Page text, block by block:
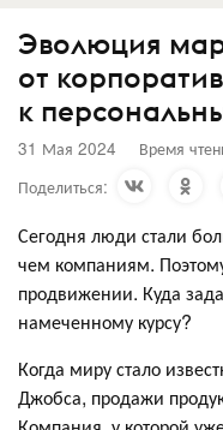
Эволюция
от
к
31 Мая 2024 Время
Поделиться:
Сегодня люди стали
чем компаниям.
продвижении. Куда
намеченному курсу?
Когда миру стало
Джобса, продажи